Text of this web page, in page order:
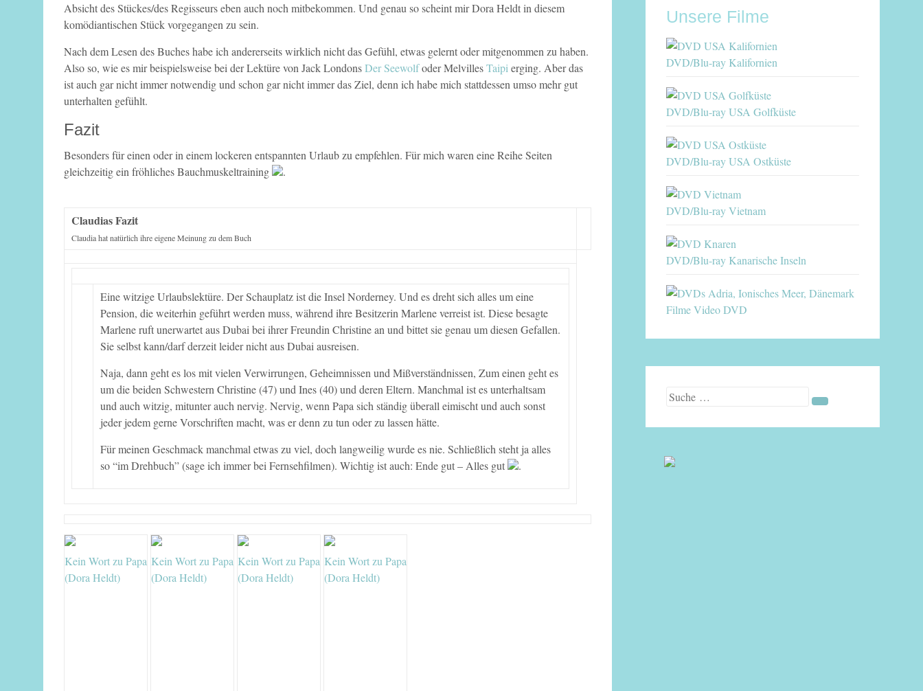
Absicht des Stückes/des Regisseurs eben auch noch mitbekommen. Und genau so scheint mir Dora Heldt in diesem
komödiantischen Stück vorgegangen zu sein.
Nach dem Lesen des Buches habe ich andererseits wirklich nicht das Gefühl, etwas gelernt oder mitgenommen zu haben.
Also so, wie es mir beispielsweise bei der Lektüre von Jack LondonsDer Seewolfoder MelvillesTaipi erging. Aber das
ist auch gar nicht immer notwendig und schon gar nicht immer das Ziel, denn ich habe mich stattdessen umso mehr gut
unterhalten gefühlt.
Fazit
Besonders für einen oder in einem lockeren entspannten Urlaub zu empfehlen. Für mich waren eine Reihe Seiten
gleichzeitig ein fröhliches Bauchmuskeltraining
.
Claudias Fazit
Claudia hat natürlich ihre eigene Meinung zu dem Buch
Eine witzige Urlaubslektüre. Der Schauplatz ist die Insel Norderney. Und es dreht sich alles um eine
Pension, die weiterhin geführt werden muss, während ihre Besitzerin Marlene verreist ist. Diese besagte
Marlene ruft unerwartet aus Dubai bei ihrer Freundin Christine an und bittet sie genau um diesen Gefallen.
Sie selbst kann/darf derzeit leider nicht aus Dubai ausreisen.
Naja, dann geht es los mit vielen Verwirrungen, Geheimnissen und Mißverständnissen, Zum einen geht es
um die beiden Schwestern Christine (47) und Ines (40) und deren Eltern. Manchmal ist es unterhaltsam
und auch witzig, mitunter auch nervig. Nervig, wenn Papa sich ständig überall eimischt und auch sonst
jeder jedem gerne Vorschriften macht, was er denn zu tun oder zu lassen hätte.
Für meinen Geschmack manchmal etwas zu viel, doch langweilig wurde es nie. Schließlich steht ja alles
so “im Drehbuch” (sage ich immer bei Fernsehfilmen). Wichtig ist auch: Ende gut – Alles gut
.
Kein Wort zu Papa
(Dora Heldt)
Kein Wort zu Papa
(Dora Heldt)
Kein Wort zu Papa
(Dora Heldt)
Kein Wort zu Papa
(Dora Heldt)
Unsere Filme
DVD/Blu-ray Kalifornien
DVD/Blu-ray USA Golfküste
DVD/Blu-ray USA Ostküste
DVD/Blu-ray Vietnam
DVD/Blu-ray Kanarische Inseln
Filme Video DVD
Suche nach: